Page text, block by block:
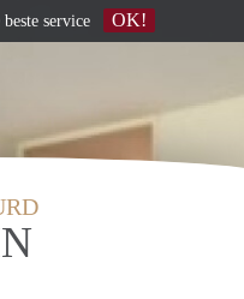
service OK!